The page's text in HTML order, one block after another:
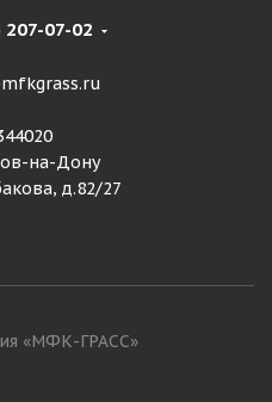
207-07-02
на-Дону
д.82/27
«МФК-ГРАСС»